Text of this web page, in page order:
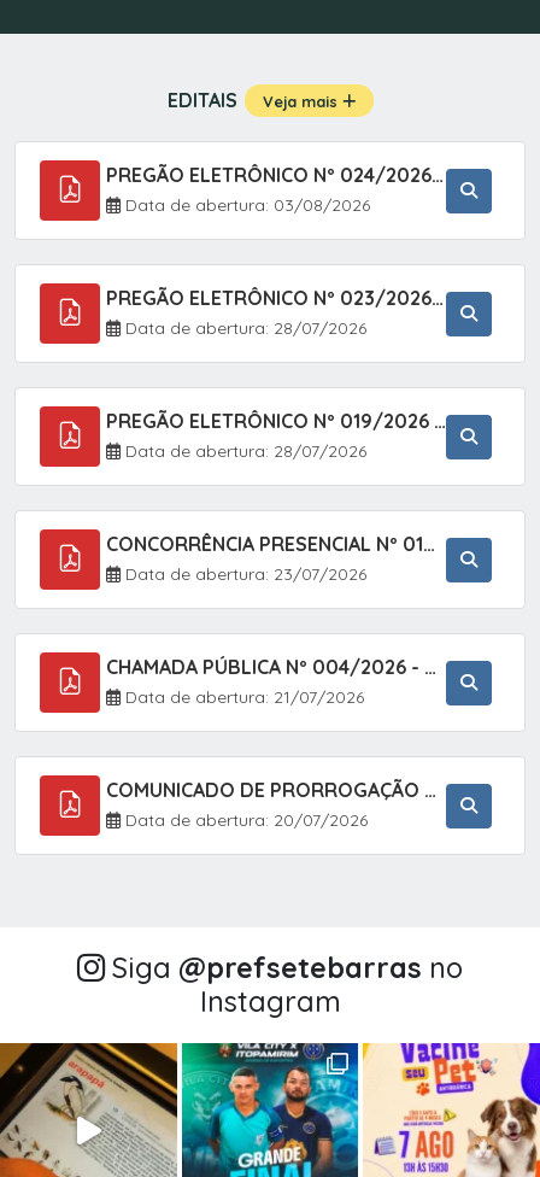
EDITAIS Veja mais
PREGÃO ELETRÔNICO Nº 024/2026 - AQUISIÇÃO DE GÁS MEDICINAL TIPO OXIGÊNIO (1,00 M3, 3,00 M3 E 10,00 M3), EM ATENDIMENTO À SECRETARIA MUNICIPAL DE SAÚDE, ATRAVÉS DO SISTEMA DE REGISTRO DE PREÇOS (SRP)
Data de abertura: 03/08/2026
PREGÃO ELETRÔNICO Nº 023/2026 - AQUISIÇÃO DE ENXOVAL INFANTIL, EM ATENDIMENTO À SECRETARIA MUNICIPAL DE EDUCAÇÃO, ATRAVÉS DO SISTEMA DE REGISTRO DE PREÇOS (SRP).
Data de abertura: 28/07/2026
PREGÃO ELETRÔNICO Nº 019/2026 - ONTRATAÇÃO DE EMPRESA ESPECIALIZADA PARA A PRESTAÇÃO DE SERVIÇOS VETERINÁRIOS CLÍNICOS E CIRÚRGICOS, COM FOCO EM AÇÕES DE SAÚDE PÚBLICA, BEM-ESTAR ANIMAL E CONTROLE POPULACIONAL ÉTICO DE CÃES E GATOS, EM ATENDIMENTO À
Data de abertura: 28/07/2026
CONCORRÊNCIA PRESENCIAL Nº 018/2026 - PAVIMENTAÇÃO ASFÁLTICA NO BAIRRO VOTUPOCA ? ESTRADA DA RAPOSA, NO MUNICÍPIO DE SETE BARRAS/SP
Data de abertura: 23/07/2026
CHAMADA PÚBLICA Nº 004/2026 - AQUISIÇÃO DE GÊNEROS ALIMENTÍCIOS DA AGRICULTURA FAMILIAR PARA ALIMENTAÇÃO ESCOLAR COM DISPENSA DE LICITAÇÃO, LEI N.º 11.947, DE 16/07/2009, RESOLUÇÃO N.º 26 DO FNDE, DE 17/06/2013 E ALTERAÇÕES E A LEI FEDERAL Nº 14.133/
Data de abertura: 21/07/2026
COMUNICADO DE PRORROGAÇÃO DE PRAZO DO CHAMAMENTO PÚBLICO Nº 005/2026 - FOMENTO À EXECUÇÃO DE AÇÕES CULTURAIS (APOIO DIRETO SELEÇÃO DE PROJETOS PARA FIRMAR TERMO DE EXECUÇÃO CULTURAL COM RECURSOS DA POLÍTICA NACIONAL ALDIR BLANC DE FOMENTO À CULTURA
Data de abertura: 20/07/2026
Siga @‌prefsetebarras no
Instagram